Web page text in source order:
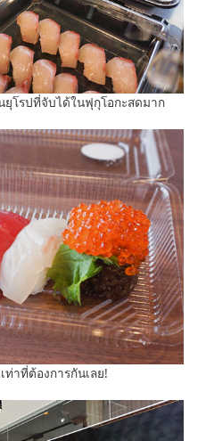
โรปที่จับได้ในฟุกุโอกะสดมาก
าที่ต้องการกันเลย!